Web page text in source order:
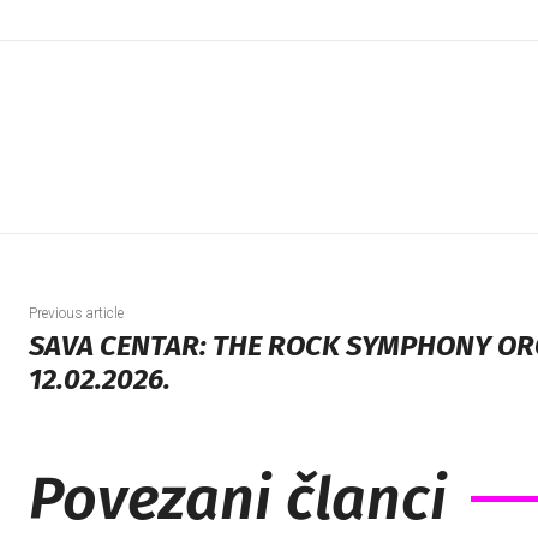
Previous article
SAVA CENTAR: THE ROCK SYMPHONY
12.02.2026.
Povezani članci